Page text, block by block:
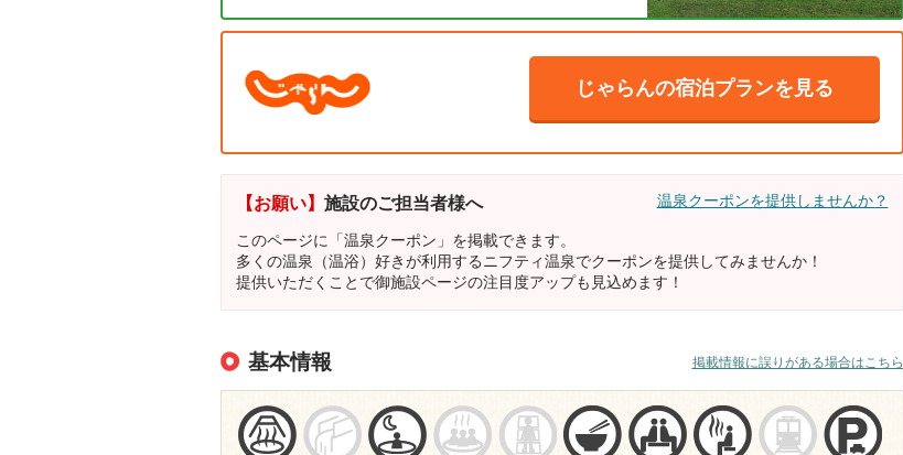
じゃらんの宿泊プランを見る
【お願い】 施設のご担当者様へ 温泉クーポンを提供しませんか？
このページに「温泉クーポン」を掲載できます。
多くの温泉（温浴）好きが利用するニフティ温泉でクーポンを提供してみませんか！
提供いただくことで御施設ページの注目度アップも見込めます！
基本情報 掲載情報に誤りがある場合はこちら